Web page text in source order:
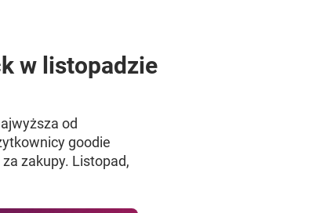
w listopadzie
od
goodie
zakupy. Listopad,